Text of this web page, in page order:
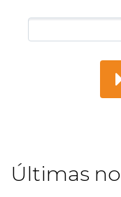
Últimas